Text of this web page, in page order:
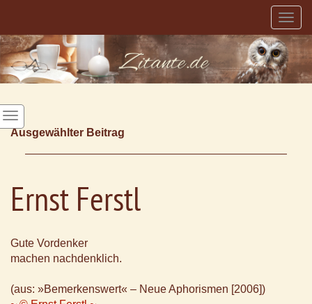
Ausgewählter Beitrag
Ernst Ferstl
Gute Vordenker
machen nachdenklich.
(aus: »Bemerkenswert« – Neue Aphorismen [2006])